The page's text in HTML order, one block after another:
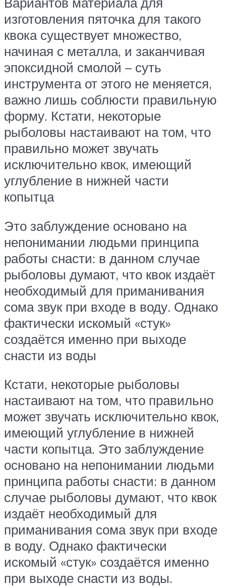
изготовления пяточка для такого
квока существует множество,
начиная с металла, и заканчивая
эпоксидной смолой – суть
инструмента от этого не меняется,
важно лишь соблюсти правильную
форму. Кстати, некоторые
рыболовы настаивают на том, что
правильно может звучать
исключительно квок, имеющий
углубление в нижней части
копытца
Это заблуждение основано на
непонимании людьми принципа
работы снасти: в данном случае
рыболовы думают, что квок издаёт
необходимый для приманивания
сома звук при входе в воду. Однако
фактически искомый «стук»
создаётся именно при выходе
снасти из воды
Кстати, некоторые рыболовы
настаивают на том, что правильно
может звучать исключительно квок,
имеющий углубление в нижней
части копытца. Это заблуждение
основано на непонимании людьми
принципа работы снасти: в данном
случае рыболовы думают, что квок
издаёт необходимый для
приманивания сома звук при входе
в воду. Однако фактически
искомый «стук» создаётся именно
при выходе снасти из воды.